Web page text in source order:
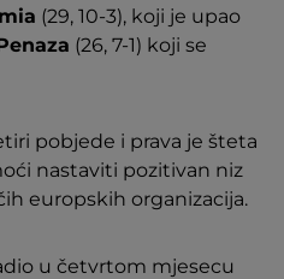
(29, 10-3), koji je upao
(26, 7-1) koji se
pobjede i prava je šteta
nastaviti pozitivan niz
europskih organizacija.
u četvrtom mjesecu